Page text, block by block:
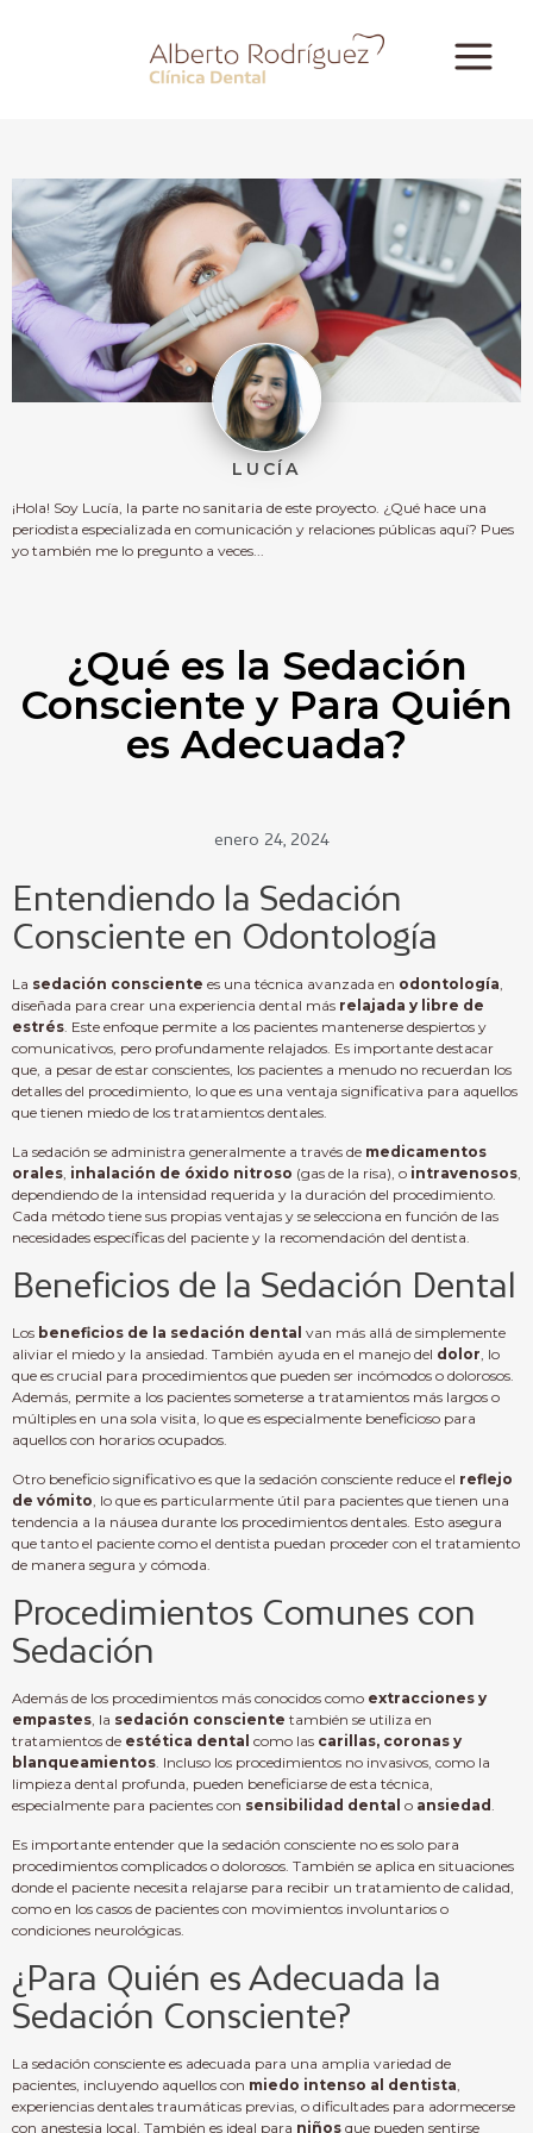
LUCÍA
¡Hola! Soy Lucía, la parte no sanitaria de este proyecto. ¿Qué hace una
periodista especializada en comunicación y relaciones públicas aquí? Pues
yo también me lo pregunto a veces...
¿Qué es la Sedación
Consciente y Para Quién
es Adecuada?
enero 24, 2024
Entendiendo la Sedación
Consciente en Odontología
La sedación consciente es una técnica avanzada en odontología
diseñada para crear una experiencia dental más relajada y libre de
estrés . Este enfoque permite a los pacientes mantenerse despiertos y
comunicativos, pero profundamente relajados. Es importante destacar
que, a pesar de estar conscientes, los pacientes a menudo no recuerdan los
detalles del procedimiento, lo que es una ventaja significativa para aquellos
que tienen miedo de los tratamientos dentales.
La sedación se administra generalmente a través de medicamentos
orales inhalación de óxido nitroso (gas de la risa), o intravenosos
dependiendo de la intensidad requerida y la duración del procedimiento.
Cada método tiene sus propias ventajas y se selecciona en función de las
necesidades específicas del paciente y la recomendación del dentista.
Beneficios de la Sedación Dental
Los beneficios de la sedación dental van más allá de simplemente
aliviar el miedo y la ansiedad. También ayuda en el manejo del dolor , lo
que es crucial para procedimientos que pueden ser incómodos o dolorosos.
Además, permite a los pacientes someterse a tratamientos más largos o
múltiples en una sola visita, lo que es especialmente beneficioso para
aquellos con horarios ocupados.
Otro beneficio significativo es que la sedación consciente reduce el reflejo
de vómito , lo que es particularmente útil para pacientes que tienen una
tendencia a la náusea durante los procedimientos dentales. Esto asegura
que tanto el paciente como el dentista puedan proceder con el tratamiento
de manera segura y cómoda.
Procedimientos Comunes con
Sedación
Además de los procedimientos más conocidos como extracciones y
empastes , la sedación consciente también se utiliza en
tratamientos de estética dental como las carillas, coronas y
blanqueamientos . Incluso los procedimientos no invasivos, como la
limpieza dental profunda, pueden beneficiarse de esta técnica,
especialmente para pacientes con sensibilidad dental o ansiedad
Es importante entender que la sedación consciente no es solo para
procedimientos complicados o dolorosos. También se aplica en situaciones
donde el paciente necesita relajarse para recibir un tratamiento de calidad,
como en los casos de pacientes con movimientos involuntarios o
condiciones neurológicas.
¿Para Quién es Adecuada la
Sedación Consciente?
La sedación consciente es adecuada para una amplia variedad de
pacientes, incluyendo aquellos con miedo intenso al dentista
experiencias dentales traumáticas previas, o dificultades para adormecerse
con anestesia local. También es ideal para niños que pueden sentirse